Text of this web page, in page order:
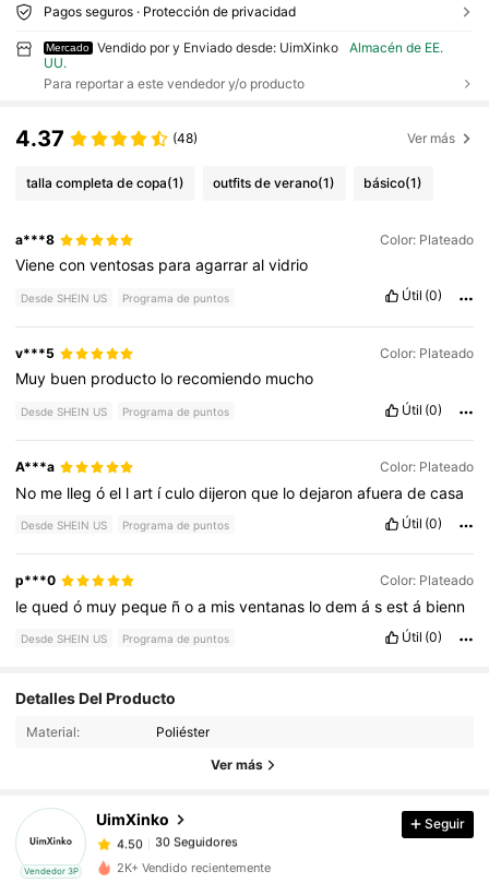
Pagos seguros · Protección de privacidad
Mercado Vendido por y Enviado desde: UimXinko
Almacén de EE.
UU.
Para reportar a este vendedor y/o producto
4.37 (48) Ver más
talla completa de copa(1) outfits de verano(1) básico(1)
a***8 Color: Plateado
Vieneconventosas paraagarraralvidrio
Desde SHEIN US Programa de puntos Útil (0)
v***5 Color: Plateado
Muy buen producto lo recomiendo mucho
Desde SHEIN US Programa de puntos Útil (0)
A***a Color: Plateado
No me llegóel lart ículodijeronque lodejaronafueradecasa
Desde SHEIN US Programa de puntos Útil (0)
p***0 Color: Plateado
lequedó muy peque ñoa misventanas lodemásestá bienn
Desde SHEIN US Programa de puntos Útil (0)
Detalles Del Producto
Material: Poliéster
Ver más
Vendedor 3P
UimXinko
4.50 30 Seguidores
30 Seguidores
30 Seguidores
b***2 pagóHace 1 día
Seguir
2K+ Vendido recientemente